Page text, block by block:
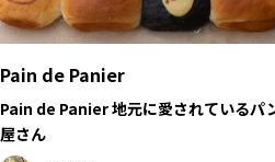
Pain de Panier
Pain de Panier 地元に愛されているパ
屋さん